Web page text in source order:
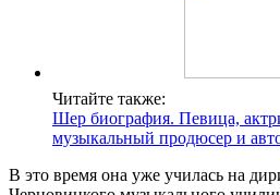
Читайте также:
Шер биография. Певица,
музыкальный продюсер и
В это время она уже училась на